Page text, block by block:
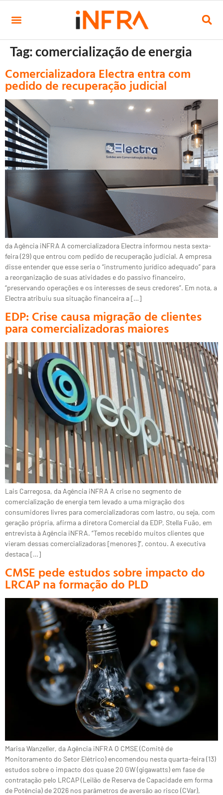
Tag:comercialização de energia
Comercializadora Electra entra com
pedido de recuperação judicial
da Agência iNFRA A comercializadora Electra informou nesta sexta-
feira (29) que entrou com pedido de recuperação judicial. A empresa
disse entender que esse seria o “instrumento jurídico adequado” para
a reorganização de suas atividades e do passivo financeiro,
“preservando operações e os interesses de seus credores”. Em nota, a
Electra atribuiu sua situação financeira a […]
EDP: Crise causa migração de clientes
para comercializadoras maiores
Lais Carregosa, da Agência iNFRA A crise no segmento de
comercialização de energia tem levado a uma migração dos
consumidores livres para comercializadoras com lastro, ou seja, com
geração própria, afirma a diretora Comercial da EDP, Stella Fuão, em
entrevista à Agência iNFRA. “Temos recebido muitos clientes que
vieram dessas comercializadoras [menores]”, contou. A executiva
destaca […]
CMSE pede estudos sobre impacto do
LRCAP na formação do PLD
Marisa Wanzeller, da Agência iNFRA O CMSE (Comitê de
Monitoramento do Setor Elétrico) encomendou nesta quarta-feira (13)
estudos sobre o impacto dos quase 20 GW (gigawatts) em fase de
contratação pelo LRCAP (Leilão de Reserva de Capacidade em forma
de Potência) de 2026 nos parâmetros de aversão ao risco (CVar),